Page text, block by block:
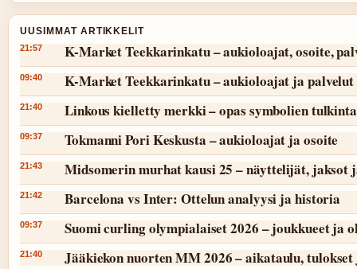
UUSIMMAT ARTIKKELIT
21:57 K-Market Teekkarinkatu – aukioloajat, osoite,
09:40 K-Market Teekkarinkatu – aukioloajat ja palvelut
21:40 Linkous kielletty merkki – opas symbolien
09:37 Tokmanni Pori Keskusta – aukioloajat ja osoite
21:43 Midsomerin murhat kausi 25 – näyttelijät, jaksot
21:42 Barcelona vs Inter: Ottelun analyysi ja historia
09:37 Suomi curling olympialaiset 2026 – joukkueet ja
21:40 Jääkiekon nuorten MM 2026 – aikataulu,